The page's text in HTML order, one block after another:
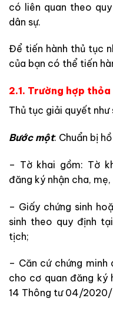
có liên quan theo
dân sự.
Để tiến hành thủ tục
của bạn có thể tiến
2.1. Trường hợp
Thủ tục giải quyết như
Bước một: Chuẩn bị
– Tờ khai gồm: Tờ
đăng ký nhận cha,
– Giấy chứng sinh
sinh theo quy định
tịch;
– Căn cứchứng minh
cho cơ quan đăng ký
14 Thông tư 04/2020/